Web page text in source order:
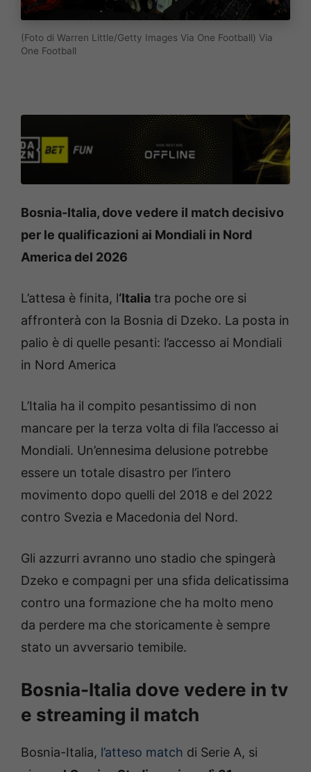
(Foto di Warren Little/Getty Images Via One Football) Via
One Football
Bosnia-Italia, dove vedere il match decisivo
per le qualificazioni ai Mondiali in Nord
America del 2026
L’attesa è finita, l‘Italia tra poche ore si
affronterà con la Bosnia di Dzeko. La posta in
palio è di quelle pesanti: l’accesso ai Mondiali
in Nord America
L’Italia ha il compito pesantissimo di non
mancare per la terza volta di fila l’accesso ai
Mondiali. Un’ennesima delusione potrebbe
essere un totale disastro per l’intero
movimento dopo quelli del 2018 e del 2022
contro Svezia e Macedonia del Nord.
Gli azzurri avranno uno stadio che spingerà
Dzeko e compagni per una sfida delicatissima
contro una formazione che ha molto meno
da perdere ma che storicamente è sempre
stato un avversario temibile.
Bosnia-Italia dove vedere in tv
e streaming il match
Bosnia-Italia, l’atteso match di Serie A, si